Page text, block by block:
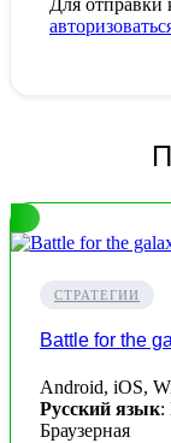
СТРАТЕГИИ
Battle for the
Android, iOS,
Русский язык:
Браузерная